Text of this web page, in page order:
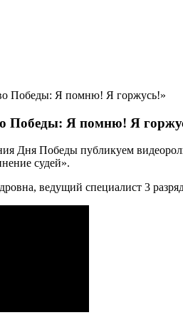
Победы: Я помню! Я горжусь!»
Победы: Я помню! Я
Дня Победы публикуем
судей».
ведущий специалист 3